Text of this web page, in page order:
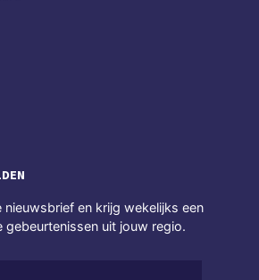
nieuwsbrief en krijg wekelijks een
gebeurtenissen uit jouw regio.